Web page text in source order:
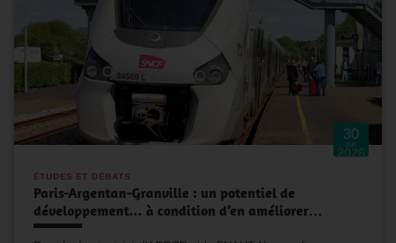
30
Juil
2026
ÉTUDES ET DÉBATS
Paris-Argentan-Granville : un potentiel de
développement... à condition d’en améliorer…